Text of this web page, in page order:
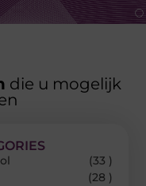
die u mogelijk
(33 )
(28 )